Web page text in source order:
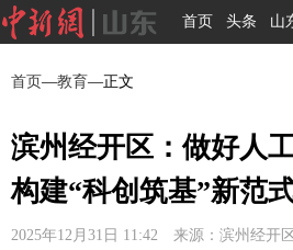
首页 头条 山
首页—教育—正文
滨州经开区：做好人
构建“科创筑基”新范
2025年12月31日 11:42 来源：滨州经开